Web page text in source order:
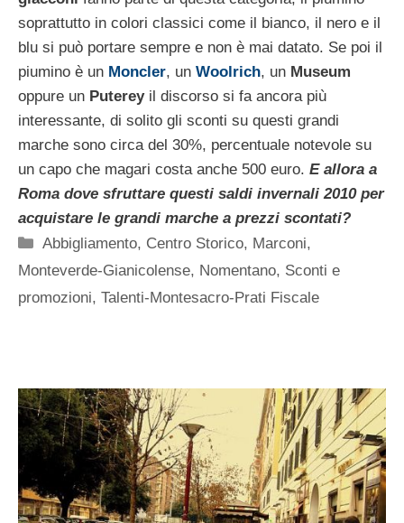
soprattutto in colori classici come il bianco, il nero e il
blu si può portare sempre e non è mai datato. Se poi il
piumino è un Moncler, un Woolrich, un Museum
oppure un Putereyil discorso si fa ancora più
interessante, di solito gli sconti su questi grandi
marche sono circa del 30%, percentuale notevole su
un capo che magari costa anche 500 euro. E allora a
Roma dove sfruttare questi saldi invernali 2010 per
acquistare le grandi marche a prezzi scontati?
Categorie
Abbigliamento, Centro Storico, Marconi,
Monteverde-Gianicolense, Nomentano, Sconti e
promozioni, Talenti-Montesacro-Prati Fiscale